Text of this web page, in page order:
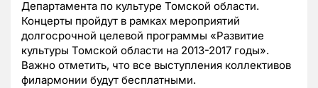
Департамента по культуре Томской области.
Концерты пройдут в рамках мероприятий
долгосрочной целевой программы «Развитие
культуры Томской области на 2013-2017 годы».
Важно отметить, что все выступления коллективов
филармонии будут бесплатными.